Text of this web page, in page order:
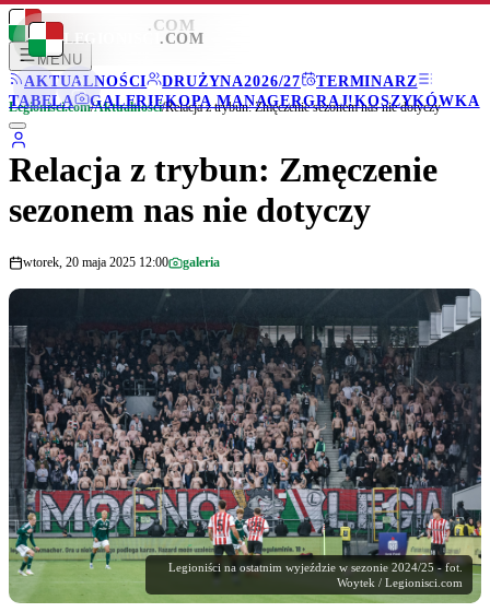
LEGIONISCI .COM
MENU
AKTUALNOŚCI
DRUŻYNA2026/27
TERMINARZ
TABELA
GALERIEKOPA MANAGERGRAJ!KOSZYKÓWKA
LEGIONISCI .COM
Legionisci.com/Aktualności/Relacja z trybun: Zmęczenie sezonem nas nie dotyczy
Relacja z trybun: Zmęczenie
sezonem nas nie dotyczy
wtorek, 20 maja 2025 12:00 galeria
Legioniści na ostatnim wyjeździe w sezonie 2024/25 - fot.
Woytek / Legionisci.com